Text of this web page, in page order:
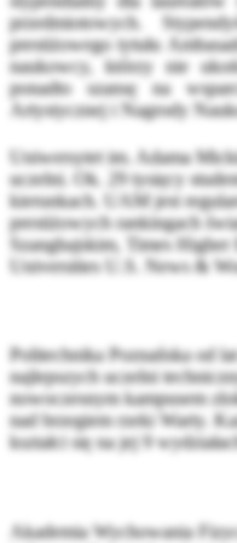
przedmiotowych.
prestiżowego tytułu
naukowcy, którzy nie
ponadto szansę na
Artystycznej i Nagrody
Uniwersytet im. Adama
uczelni. Ok. 29 tysięcy
kierunkach. UAM jest
prestiżowych rankingach
Szanghajskim, Times
Universities U.S. News &
Politechnika Poznańska od
najlepszych uczelni
nowoczesnym kampusem
nad brzegiem rzeki Warty.
kształci się na jej 9
Akademia Wychowania